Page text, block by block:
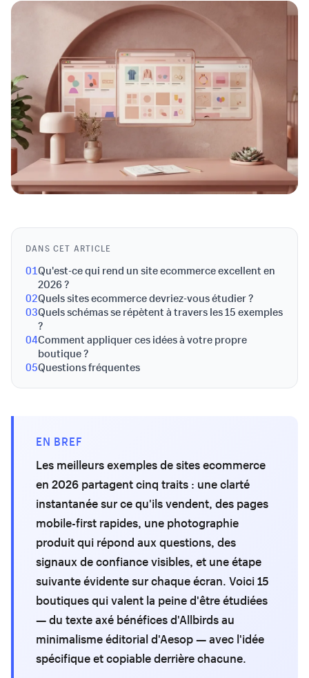
DANS CET ARTICLE
01Qu'est-ce qui rend un site ecommerce excellent en
2026 ?
02Quels sites ecommerce devriez-vous étudier ?
03Quels schémas se répètent à travers les 15 exemples
?
04Comment appliquer ces idées à votre propre
boutique ?
05Questions fréquentes
EN BREF
Les meilleurs exemples de sites ecommerce
en 2026 partagent cinq traits : une clarté
instantanée sur ce qu'ils vendent, des pages
mobile-first rapides, une photographie
produit qui répond aux questions, des
signaux de confiance visibles, et une étape
suivante évidente sur chaque écran. Voici 15
boutiques qui valent la peine d'être étudiées
— du texte axé bénéfices d'Allbirds au
minimalisme éditorial d'Aesop — avec l'idée
spécifique et copiable derrière chacune.